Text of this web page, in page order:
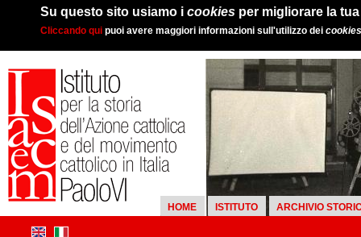
Su questo sito usiamo i cookies per migliorare la
Cliccando qui puoi avere maggiori informazioni sull'utilizzo dei cookies
HOME ISTITUTO ARCHIVIO